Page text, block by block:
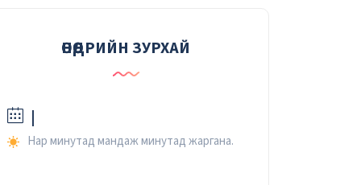
2.59₮
ӨНӨӨДРИЙН ЗУРХАЙ
|
Нар минутад мандаж минутад жаргана.